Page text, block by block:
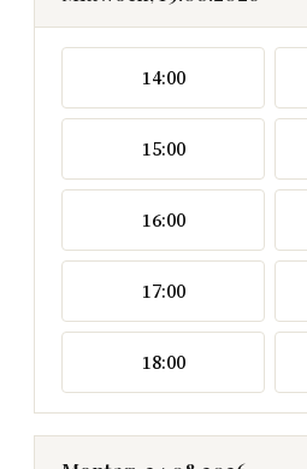
14:00
15:00
16:00
17:00
18:00